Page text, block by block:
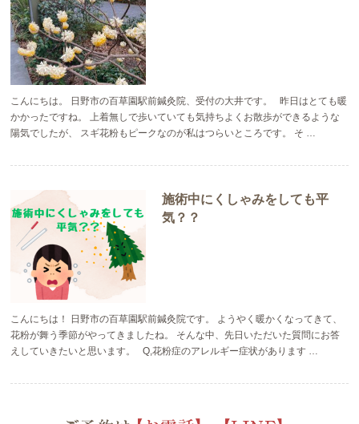
こんにちは。 日野市の百草園駅前鍼灸院、受付の大井です。 昨日はとても暖
かかったですね。 上着無しで歩いていても気持ちよくお散歩ができるような
陽気でしたが、 スギ花粉もピークなのが私はつらいところです。 そ …
施術中にくしゃみをしても平
気？？
こんにちは！ 日野市の百草園駅前鍼灸院です。 ようやく暖かくなってきて、
花粉が舞う季節がやってきましたね。 そんな中、先日いただいた質問にお答
えしていきたいと思います。 Q,花粉症のアレルギー症状があります …